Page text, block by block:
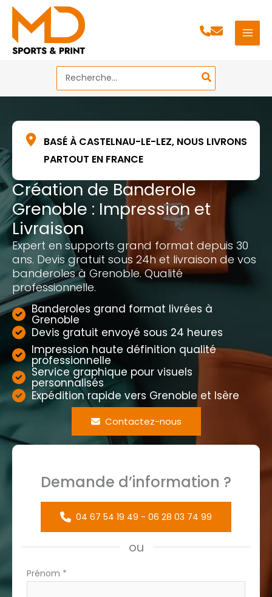
Aller
contenu
Search
for:
BASÉ À CASTELNAU-LE-LEZ, NOUS LIVRONS
PARTOUT EN FRANCE
Création de Banderole
Grenoble : Impression et
Livraison
Expert en supports grand format depuis 30
ans. Devis gratuit sous 24h et livraison de vos
banderoles à Grenoble. Qualité
professionnelle.
Banderoles grand format livrées à
Grenoble
Devis gratuit envoyé sous 24 heures
Impression haute définition qualité
professionnelle
Service graphique pour visuels
personnalisés
Expédition rapide vers Grenoble et Isère
Contactez-nous
Demande d’information ?
04 67 54 19 49 - 06 28 03 74 99
ou
Formulaire
Prénom *